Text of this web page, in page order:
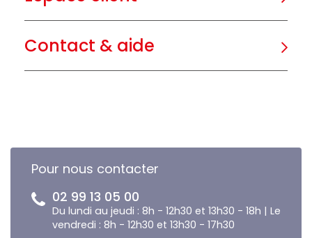
Contact & aide
Pour nous contacter
02 99 13 05 00
Du lundi au jeudi : 8h - 12h30 et 13h30 - 18h | Le
vendredi : 8h - 12h30 et 13h30 - 17h30